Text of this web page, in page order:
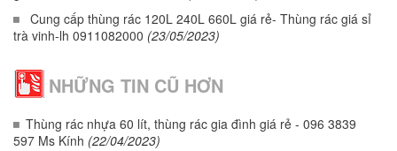
Cung cấp thùng rác 120L 240L 660L giá rẻ- Thùng rác giá sỉ
trà vinh-lh 0911082000 (23/05/2023)
NHỮNG TIN CŨ HƠN
Thùng rác nhựa 60 lít, thùng rác gia đình giá rẻ - 096 3839
597 Ms Kính (22/04/2023)